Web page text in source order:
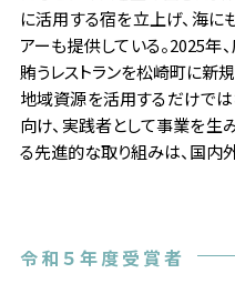
に活用する宿を立上げ、海に
アーも提供している。2025
賄うレストランを松崎町に新規
地域資源を活用するだけでは
向け、実践者として事業を生
る先進的な取り組みは、国内
令和５年度受賞者